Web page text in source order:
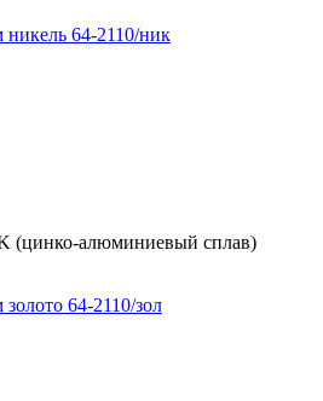
никель 64-2110/ник
(цинко-алюминиевый сплав)
64-2110/зол